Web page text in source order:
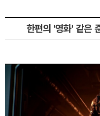
한편의 '영화' 같은